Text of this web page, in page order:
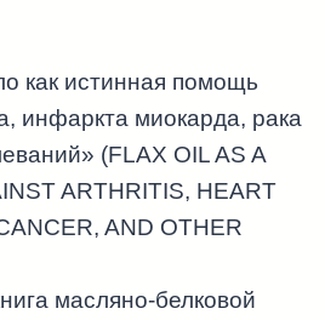
как истинная помощь
инфаркта миокарда, рака
(FLAX OIL AS A
ARTHRITIS, HEART
AND OTHER
масляно-белковой